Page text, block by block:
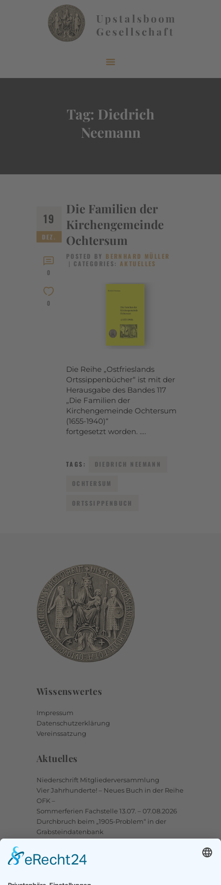
Tag: Diedrich
Neemann
VERÖFFENTLICHUNGEN
INFORMIEREN
KONTAKT
19
DEZ.
0
0
Die Familien der
Kirchengemeinde
Ochtersum
POSTED BY BERNHARD MÜLLER
CATEGORIES: AKTUELLES
Die Reihe „Ostfrieslands
Ortssippenbücher“ ist mit der
Herausgabe des Bandes 117
„Die Familien der
Kirchengemeinde Ochtersum
(1655-1940)“
fortgesetzt worden. ….
TAGS: DIEDRICH NEEMANN
OCHTERSUM
ORTSSIPPENBUCH
Wissenswertes
Impressum
Datenschutzerklärung
Vereinssatzung
Aktuelles
Niederschrift Mitgliederversammlung
Vier Jahrhunderte! – Neues Buch in der Reihe
OFK –
Sommerferien Fachstelle 13.07. – 07.08.2026
Durchbruch beim „1905-Problem“ in der
Grabsteindatenbank
Facebook